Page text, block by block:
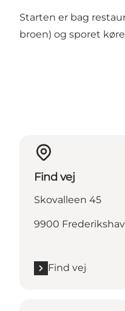
Starten er bag
broen) og sporet
Find vej
Skovalleen 45
9900
Find vej